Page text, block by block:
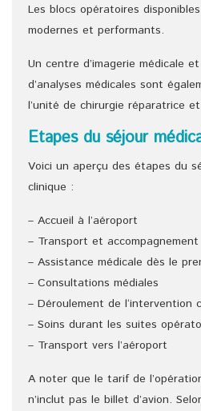
Les blocs opératoires
modernes et performants.
Un centre d’imagerie médicale
d’analyses médicales sont
l’unité de chirurgie réparatrice
Etapes du séjour
Voici un aperçu des étapes du
clinique :
– Accueil à l’aéroport
– Transport et accompagnement
– Assistance médicale dès le
– Consultations médiales
– Déroulement de l‘intervention
– Soins durant les suites
– Transport vers l’aéroport
A noter que le tarif de
n’inclut pas le billet d’avion.